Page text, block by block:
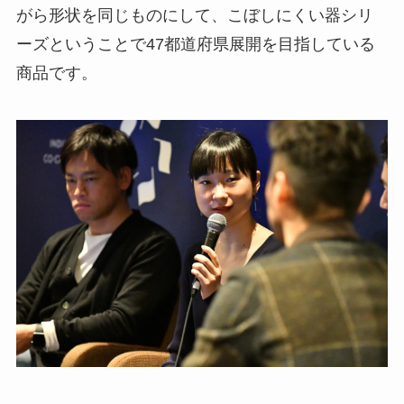
がら形状を同じものにして、こぼしにくい器シリ
ーズということで47都道府県展開を目指している
商品です。